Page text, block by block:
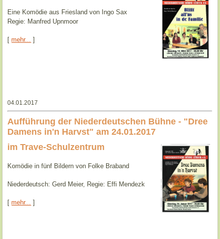
Eine Komödie aus Friesland von Ingo Sax
Regie: Manfred Upnmoor
[mehr... ]
04.01.2017
Aufführung der Niederdeutschen Bühne - "Dree
Damens in'n Harvst" am 24.01.2017
im Trave-Schulzentrum
Komödie in fünf Bildern von Folke Braband
Niederdeutsch: Gerd Meier, Regie: Effi Mendezk
[mehr... ]